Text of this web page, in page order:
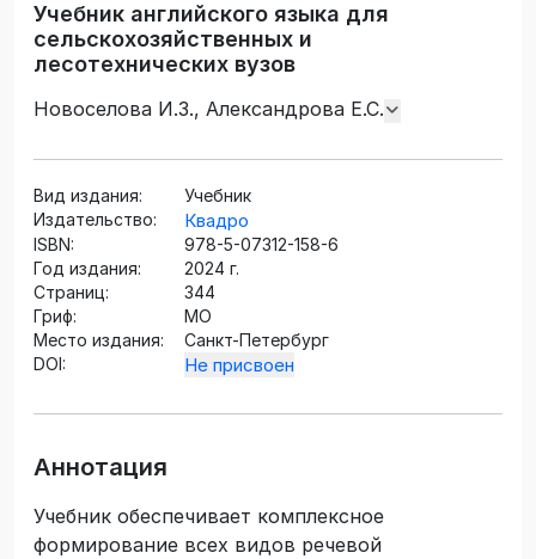
Учебник английского языка для
сельскохозяйственных и
лесотехнических вузов
Новоселова И.З., Александрова Е.С.
Вид издания:
Учебник
Издательство:
Квадро
ISBN:
978-5-07312-158-6
Год издания:
2024 г.
Страниц:
344
Гриф:
МО
Место издания:
Санкт-Петербург
DOI:
Не присвоен
Аннотация
Учебник обеспечивает комплексное
формирование всех видов речевой